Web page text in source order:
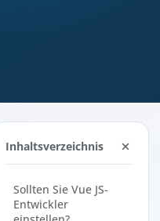
Inhaltsverzeichnis
Sollten Sie Vue JS-
Entwickler